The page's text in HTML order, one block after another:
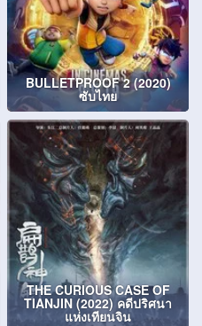
BULLETPROOF 2 (2020)
ซับไทย
THE CURIOUS CASE OF
TIANJIN (2022) คดีปริศนา
แห่งเทียนจิน